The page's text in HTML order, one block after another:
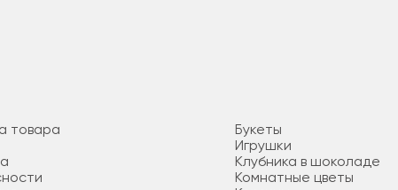
товара
Букеты
Игрушки
Клубника в шоколаде
Комнатные цветы